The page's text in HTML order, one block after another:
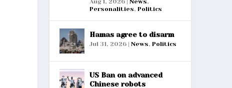
Personalities, Politics
Hamas agree to disarm
Jul 31, 2026| News, Politics
US Ban on advanced
Chinese robots